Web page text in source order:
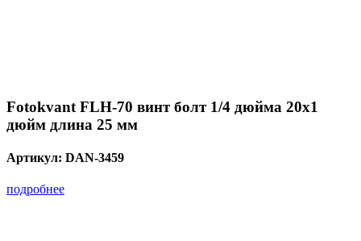
Fotokvant FLH-70 винт болт 1/4 дюйма 20х1
дюйм длина 25 мм
Артикул: DAN-3459
подробнее